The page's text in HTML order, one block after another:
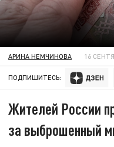
АРИНА НЕМЧИНОВА 16
ПОДПИШИТЕСЬ:
Жителей России
за выброшенный